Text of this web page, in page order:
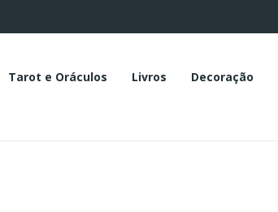
Tarot e Oráculos Livros Decoração